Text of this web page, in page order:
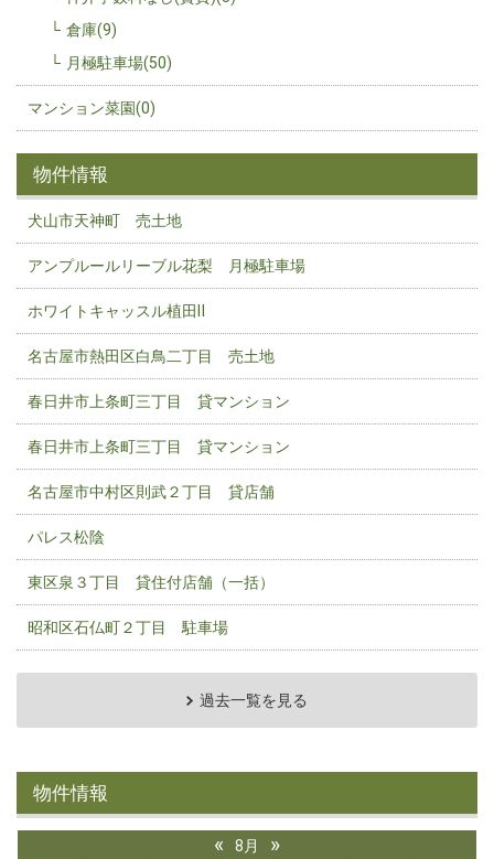
倉庫(9)
月極駐車場(50)
マンション菜園(0)
物件情報
犬山市天神町 売土地
アンプルールリーブル花梨 月極駐車場
ホワイトキャッスル植田Ⅱ
名古屋市熱田区白鳥二丁目 売土地
春日井市上条町三丁目 貸マンション
春日井市上条町三丁目 貸マンション
名古屋市中村区則武２丁目 貸店舗
パレス松陰
東区泉３丁目 貸住付店舗（一括）
昭和区石仏町２丁目 駐車場
過去一覧を見る
物件情報
« 8月 »